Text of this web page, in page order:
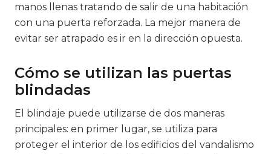
manos llenas tratando de salir de una habitación
con una puerta reforzada. La mejor manera de
evitar ser atrapado es ir en la dirección opuesta.
Cómo se utilizan las puertas
blindadas
El blindaje puede utilizarse de dos maneras
principales: en primer lugar, se utiliza para
proteger el interior de los edificios del vandalismo